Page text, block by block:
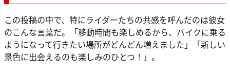
この投稿の中で、特にライダーたちの共感を呼んだのは彼女
のこんな言葉だ。「移動時間も楽しめるから、バイクに乗る
ようになって行きたい場所がどんどん増えました」「新しい
景色に出会えるのも楽しみのひとつ！」。